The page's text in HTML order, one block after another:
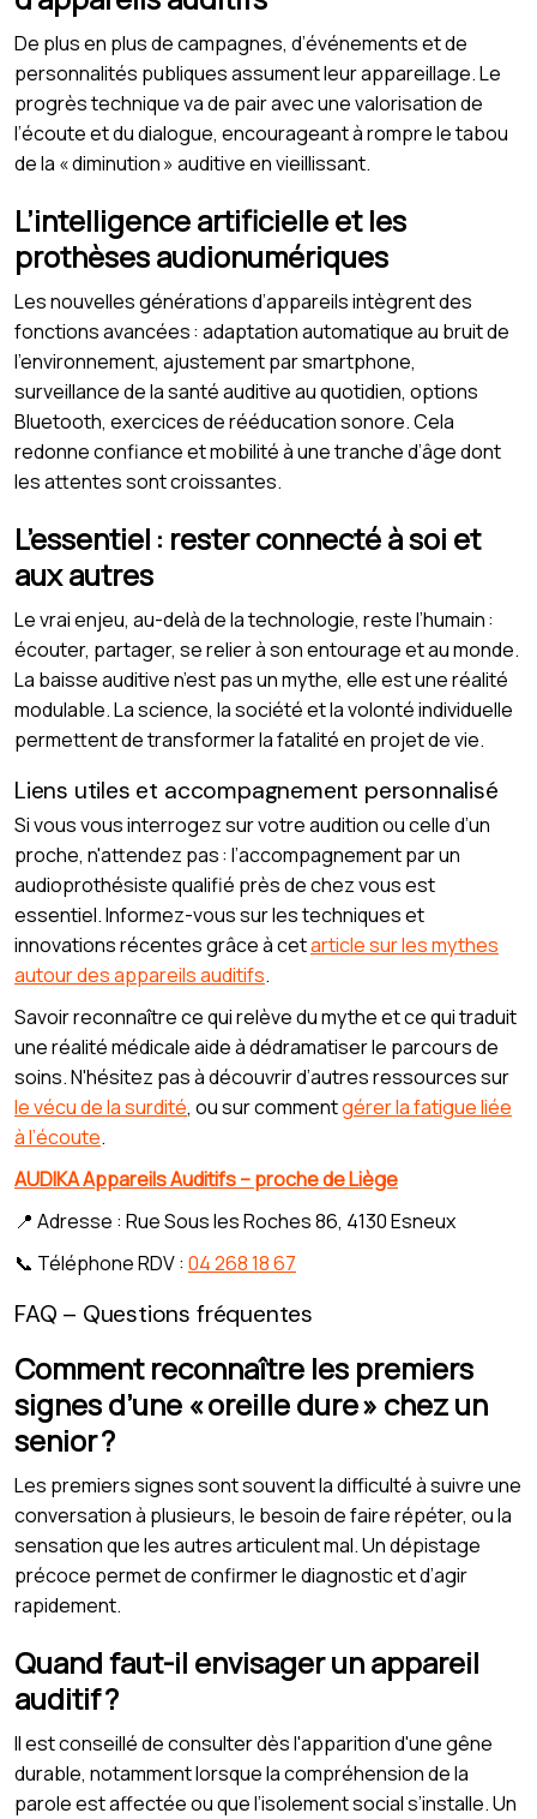
De plus en plus de campagnes, d’événements et de
personnalités publiques assument leur appareillage. Le
progrès technique va de pair avec une valorisation de
l’écoute et du dialogue, encourageant à rompre le tabou
de la « diminution » auditive en vieillissant.
L’intelligence artificielle et les
prothèses audionumériques
Les nouvelles générations d’appareils intègrent des
fonctions avancées : adaptation automatique au bruit de
l’environnement, ajustement par smartphone,
surveillance de la santé auditive au quotidien, options
Bluetooth, exercices de rééducation sonore. Cela
redonne confiance et mobilité à une tranche d’âge dont
les attentes sont croissantes.
L’essentiel : rester connecté à soi et
aux autres
Le vrai enjeu, au-delà de la technologie, reste l’humain :
écouter, partager, se relier à son entourage et au monde.
La baisse auditive n’est pas un mythe, elle est une réalité
modulable. La science, la société et la volonté individuelle
permettent de transformer la fatalité en projet de vie.
Liens utiles et accompagnement personnalisé
Si vous vous interrogez sur votre audition ou celle d’un
proche, n'attendez pas : l’accompagnement par un
audioprothésiste qualifié près de chez vous est
essentiel. Informez-vous sur les techniques et
innovations récentes grâce à cetarticle sur les mythes
autour des appareils auditifs.
Savoir reconnaître ce qui relève du mythe et ce qui traduit
une réalité médicale aide à dédramatiser le parcours de
soins. N'hésitez pas à découvrir d’autres ressources sur
le vécu de la surdité, ou sur commentgérer la fatigue liée
à l’écoute.
AUDIKA Appareils Auditifs – proche de Liège
📍 Adresse : Rue Sous les Roches 86, 4130 Esneux
📞 Téléphone RDV : 04 268 18 67
FAQ – Questions fréquentes
Comment reconnaître les premiers
signes d’une « oreille dure » chez un
senior ?
Les premiers signes sont souvent la difficulté à suivre une
conversation à plusieurs, le besoin de faire répéter, ou la
sensation que les autres articulent mal. Un dépistage
précoce permet de confirmer le diagnostic et d’agir
rapidement.
Quand faut-il envisager un appareil
auditif ?
Il est conseillé de consulter dès l'apparition d'une gêne
durable, notamment lorsque la compréhension de la
parole est affectée ou que l’isolement social s’installe. Un